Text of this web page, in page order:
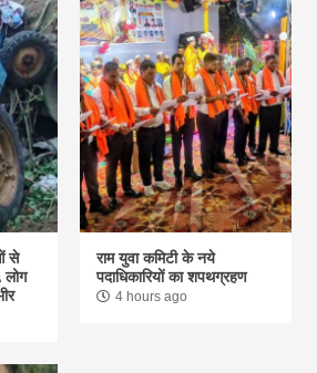
से
लोग
राम युवा कमिटी के नये
पदाधिकारियों का शपथग्रहण
4 hours ago